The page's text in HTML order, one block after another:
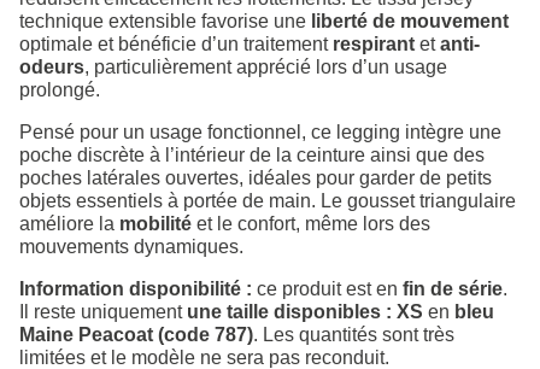
technique extensible favorise une liberté de mouvement
optimale et bénéficie d’un traitement respirant etanti-
odeurs, particulièrement apprécié lors d’un usage
prolongé.
Pensé pour un usage fonctionnel, ce legging intègre une
poche discrète à l’intérieur de la ceinture ainsi que des
poches latérales ouvertes, idéales pour garder de petits
objets essentiels à portée de main. Le gousset triangulaire
améliore la mobilité et le confort, même lors des
mouvements dynamiques.
Information disponibilité : ce produit est en fin de série.
Il reste uniquement une taille disponibles : XS en bleu
Maine Peacoat (code 787). Les quantités sont très
limitées et le modèle ne sera pas reconduit.